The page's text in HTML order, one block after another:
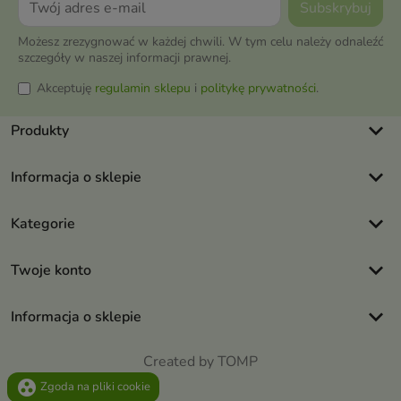
Możesz zrezygnować w każdej chwili. W tym celu należy odnaleźć
szczegóły w naszej informacji prawnej.
Akceptuję regulamin sklepu i politykę prywatności.
Produkty keyboard_arrow_down
Informacja o sklepie keyboard_arrow_down
Kategorie keyboard_arrow_down
Twoje konto keyboard_arrow_down
Informacja o sklepie keyboard_arrow_down
Created by TOMP
group_work Zgoda na pliki cookie